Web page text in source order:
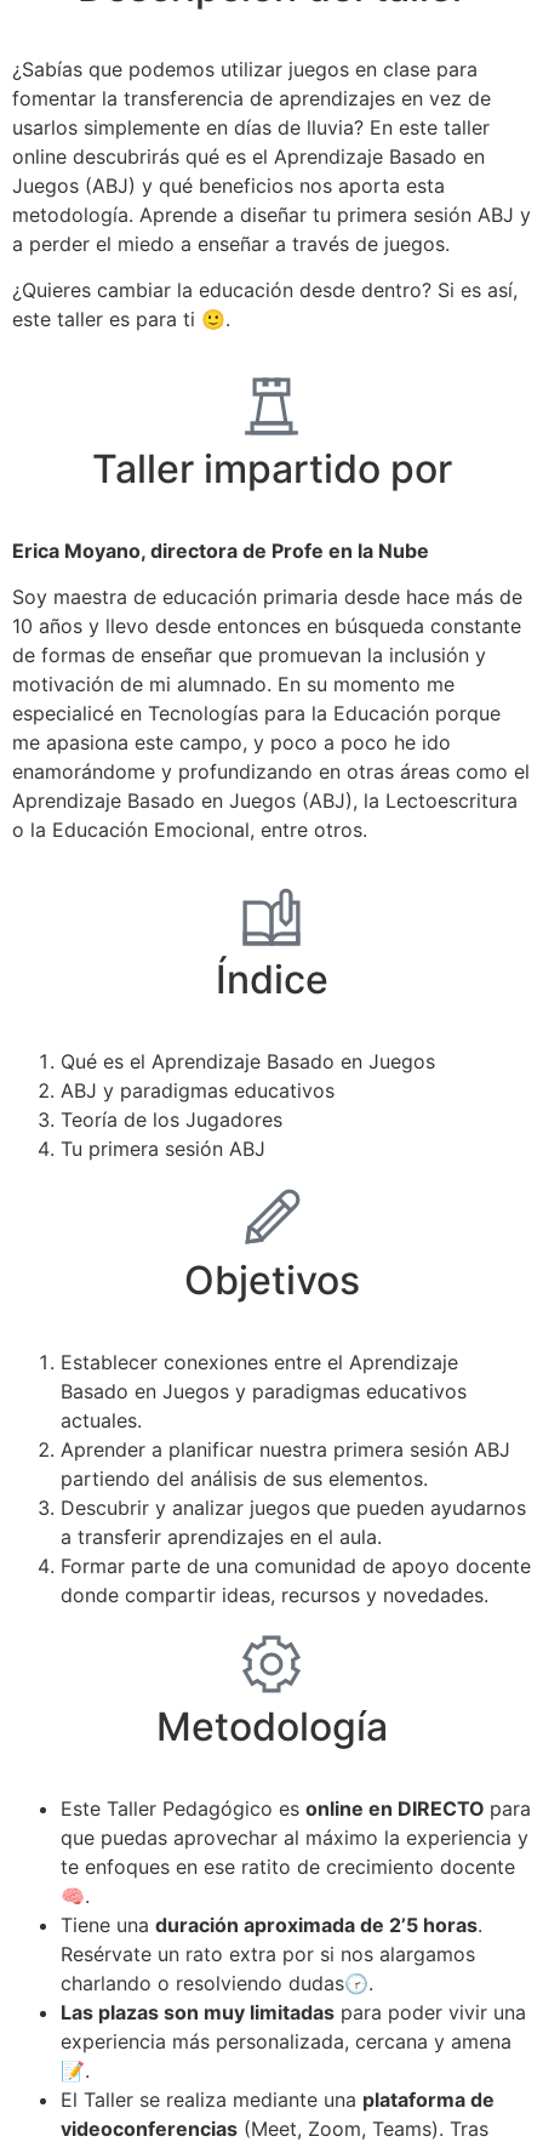
¿Sabías que podemos utilizar juegos en clase para
fomentar la transferencia de aprendizajes en vez de
usarlos simplemente en días de lluvia? En este taller
online descubrirás qué es el Aprendizaje Basado en
Juegos (ABJ) y qué beneficios nos aporta esta
metodología. Aprende a diseñar tu primera sesión ABJ y
a perder el miedo a enseñar a través de juegos.
¿Quieres cambiar la educación desde dentro? Si es así,
este taller es para ti 🙂.
Taller impartido por
Erica Moyano, directora de Profe en la Nube
Soy maestra de educación primaria desde hace más de
10 años y llevo desde entonces en búsqueda constante
de formas de enseñar que promuevan la inclusión y
motivación de mi alumnado. En su momento me
especialicé en Tecnologías para la Educación porque
me apasiona este campo, y poco a poco he ido
enamorándome y profundizando en otras áreas como el
Aprendizaje Basado en Juegos (ABJ), la Lectoescritura
o la Educación Emocional, entre otros.
Índice
Qué es el Aprendizaje Basado en Juegos
ABJ y paradigmas educativos
Teoría de los Jugadores
Tu primera sesión ABJ
Objetivos
Establecer conexiones entre el Aprendizaje
Basado en Juegos y paradigmas educativos
actuales.
Aprender a planificar nuestra primera sesión ABJ
partiendo del análisis de sus elementos.
Descubrir y analizar juegos que pueden ayudarnos
a transferir aprendizajes en el aula.
Formar parte de una comunidad de apoyo docente
donde compartir ideas, recursos y novedades.
Metodología
Este Taller Pedagógico es online en DIRECTO para
que puedas aprovechar al máximo la experiencia y
te enfoques en ese ratito de crecimiento docente
🧠.
Tiene una duración aproximada de 2’5 horas.
Resérvate un rato extra por si nos alargamos
charlando o resolviendo dudas🕝.
Las plazas son muy limitadas para poder vivir una
experiencia más personalizada, cercana y amena
📝.
El Taller se realiza mediante una plataforma de
videoconferencias (Meet, Zoom, Teams). Tras